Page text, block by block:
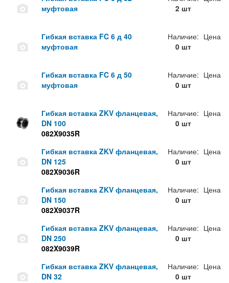
муфтовая
2 шт
Гибкая вставка FC 6 д 40
муфтовая
Наличие:
0 шт
Цена
Гибкая вставка FC 6 д 50
муфтовая
Наличие:
0 шт
Цена
Гибкая вставка ZKV фланцевая,
DN 100
082X9035R
Наличие:
0 шт
Цена
Гибкая вставка ZKV фланцевая,
DN 125
082X9036R
Наличие:
0 шт
Цена
Гибкая вставка ZKV фланцевая,
DN 150
082X9037R
Наличие:
0 шт
Цена
Гибкая вставка ZKV фланцевая,
DN 250
082X9039R
Наличие:
0 шт
Цена
Гибкая вставка ZKV фланцевая,
DN 32
Наличие:
0 шт
Цена